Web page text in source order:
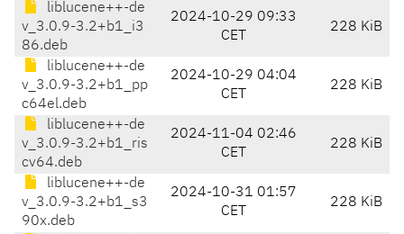
liblucene++-de
v_3.0.9-3.2+b1_i3
86.deb
2024-10-29 09:33
CET
228 KiB
liblucene++-de
v_3.0.9-3.2+b1_pp
c64el.deb
2024-10-29 04:04
CET
228 KiB
liblucene++-de
v_3.0.9-3.2+b1_ris
cv64.deb
2024-11-04 02:46
CET
228 KiB
liblucene++-de
v_3.0.9-3.2+b1_s3
90x.deb
2024-10-31 01:57
CET
228 KiB